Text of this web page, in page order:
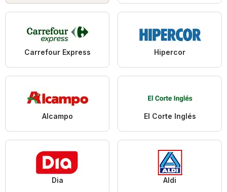
Carrefour Express Hipercor
Alcampo El Corte Inglés
Dia Aldi